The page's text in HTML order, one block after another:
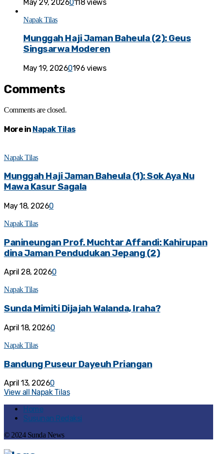
May 29, 20260118 views
Napak Tilas
Munggah Haji Jaman Baheula (2): Geus
Singsarwa Moderen
May 19, 20260196 views
Comments
Comments are closed.
More in Napak Tilas
Napak Tilas
Munggah Haji Jaman Baheula (1): Sok Aya Nu
Mawa Kasur Sagala
May 18, 20260
Napak Tilas
Panineungan Prof. Muchtar Affandi: Kahirupan
dina Jaman Pendudukan Jepang (2)
April 28, 20260
Napak Tilas
Sunda Mimiti Dijajah Walanda, Iraha?
April 18, 20260
Napak Tilas
Bandung Puseur Dayeuh Priangan
April 13, 20260
View all Napak Tilas
Home
Susunan Redaksi
© 2024 Sunda News